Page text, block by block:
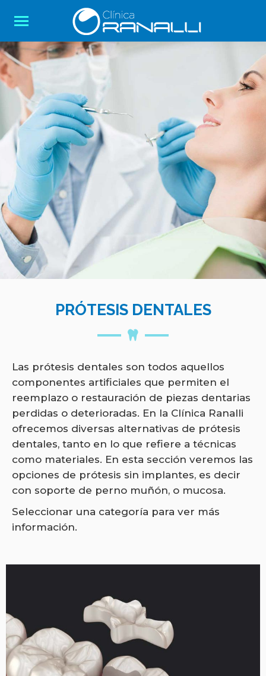
PRÓTESIS DENTALES
Las prótesis dentales son todos aquellos
componentes artificiales que permiten el
reemplazo o restauración de piezas dentarias
perdidas o deterioradas. En la Clínica Ranalli
ofrecemos diversas alternativas de prótesis
dentales, tanto en lo que refiere a técnicas
como materiales. En esta sección veremos las
opciones de prótesis sin implantes, es decir
con soporte de perno muñón, o mucosa.
Seleccionar una categoría para ver más
información.